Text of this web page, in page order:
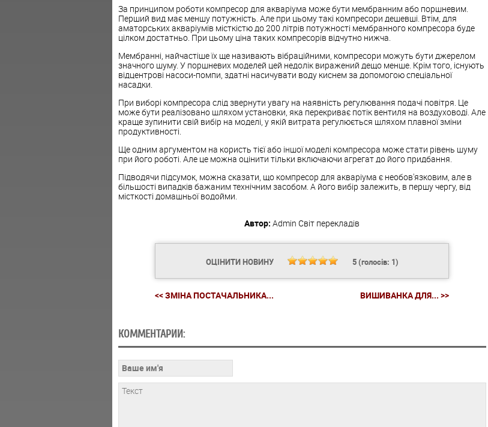
За принципом роботи компресор для акваріума може бути мембранним або поршневим.
Перший вид має меншу потужність. Але при цьому такі компресори дешевші. Втім, для
аматорських акваріумів місткістю до 200 літрів потужності мембранного компресора буде
цілком достатньо. При цьому ціна таких компресорів відчутно нижча.
Мембранні, найчастіше їх ще називають вібраційними, компресори можуть бути джерелом
значного шуму. У поршневих моделей цей недолік виражений дещо менше. Крім того, існують
відцентрові насоси-помпи, здатні насичувати воду киснем за допомогою спеціальної
насадки.
При виборі компресора слід звернути увагу на наявність регулювання подачі повітря. Це
може бути реалізовано шляхом установки, яка перекриває потік вентиля на воздуховоді. Але
краще зупинити свій вибір на моделі, у якій витрата регулюється шляхом плавної зміни
продуктивності.
Ще одним аргументом на користь тієї або іншої моделі компресора може стати рівень шуму
при його роботі. Але це можна оцінити тільки включаючи агрегат до його придбання.
Підводячи підсумок, можна сказати, що компресор для акваріума є необов'язковим, але в
більшості випадків бажаним технічним засобом. А його вибір залежить, в першу чергу, від
місткості домашньої водойми.
Автор: Admin Світ перекладів
ОЦІНИТИ НОВИНУ 5(голосів: 1)
<< ЗМІНА ПОСТАЧАЛЬНИКА... ВИШИВАНКА ДЛЯ... >>
КОММЕНТАРИИ: